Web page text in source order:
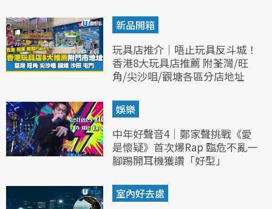
新品開箱
玩具店推介｜唔止玩具反斗城！
香港8大玩具店推薦 附荃灣/旺
角/尖沙咀/觀塘各區分店地址
娛樂
中年好聲音4｜鄭家聲挑戰《愛
是懷疑》首次爆Rap 臨危不亂一
腳踢開耳機獲讚「好型」
室內好去處